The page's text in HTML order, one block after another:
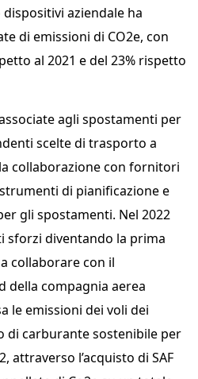
aziendale ha
di emissioni di CO2e, con
al 2021 e del 23% rispetto
agli spostamenti per
scelte di trasporto a
collaborazione con fornitori
di pianificazione e
gli spostamenti. Nel 2022
sforzi diventando la prima
collaborare con il
della compagnia aerea
le emissioni dei voli dei
di carburante sostenibile per
attraverso l’acquisto di SAF